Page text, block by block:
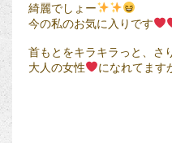
綺麗でしょー
今の私のお気に入りです
首もとをキラキラっと、さ
大人の女性
になれてます